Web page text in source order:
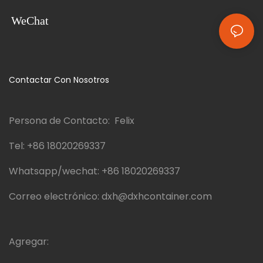
WeChat
Contactar Con Nosotros
Persona de Contacto: Felix
Tel: +86 18020269337
Whatsapp/wechat: +86 18020269337
Correo electrónico: dxh@dxhcontainer.com
Agregar: